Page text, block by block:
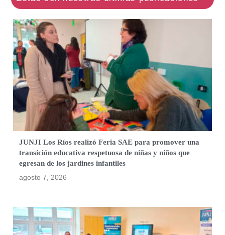
JUNJI Los Ríos realizó Feria SAE para promover una
transición educativa respetuosa de niñas y niños que
egresan de los jardines infantiles
agosto 7, 2026